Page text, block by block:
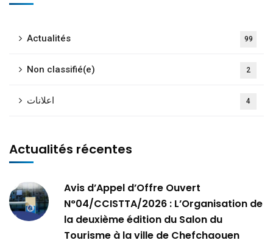
Actualités 99
Non classifié(e) 2
اعلانات 4
Actualités récentes
Avis d’Appel d’Offre Ouvert
N°04/CCISTTA/2026 : L’Organisation de
la deuxième édition du Salon du
Tourisme à la ville de Chefchaouen